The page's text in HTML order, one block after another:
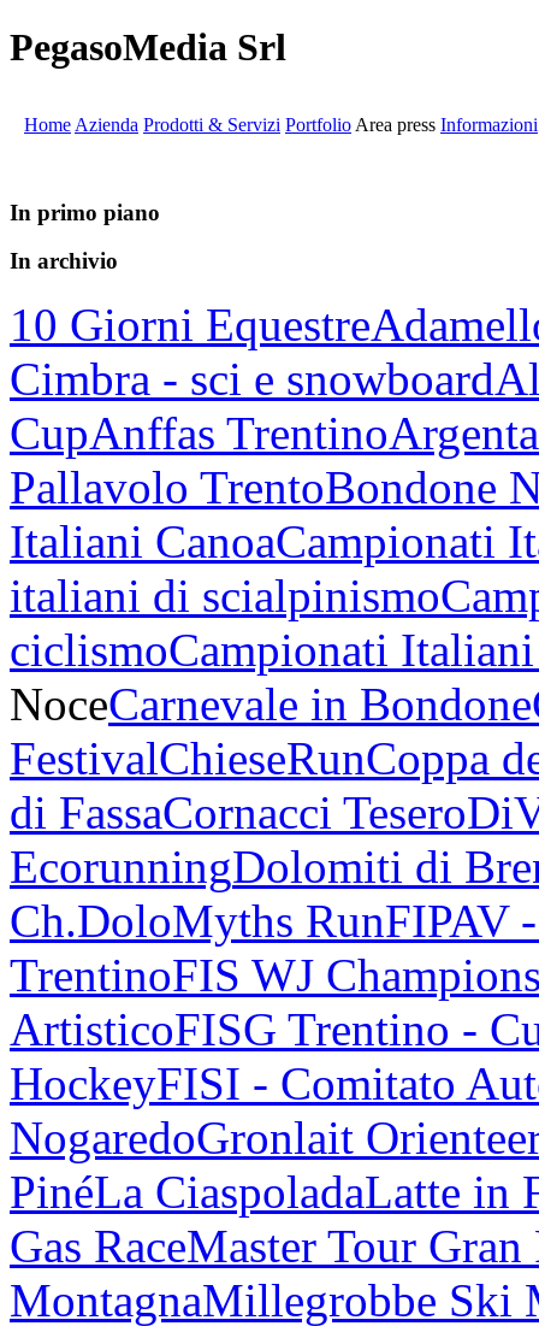
PegasoMedia Srl
Home Azienda Prodotti & Servizi Portfolio Area press Informazioni
In primo piano
In archivio
10 Giorni Equestre
Cimbra - sci e snowboard
CupAnffas Trentino
Pallavolo TrentoBondone
Italiani CanoaCampionati
italiani di scialpinismo
ciclismoCampionati
NoceCarnevale in Bondone
FestivalChieseRunCoppa
di FassaCornacci Tesero
EcorunningDolomiti di
Ch.DoloMyths RunFIPAV
TrentinoFIS WJ
ArtisticoFISG Trentino -
HockeyFISI - Comitato
NogaredoGronlait
PinéLa CiaspoladaLatte in
Gas RaceMaster Tour Gran
MontagnaMillegrobbe Ski